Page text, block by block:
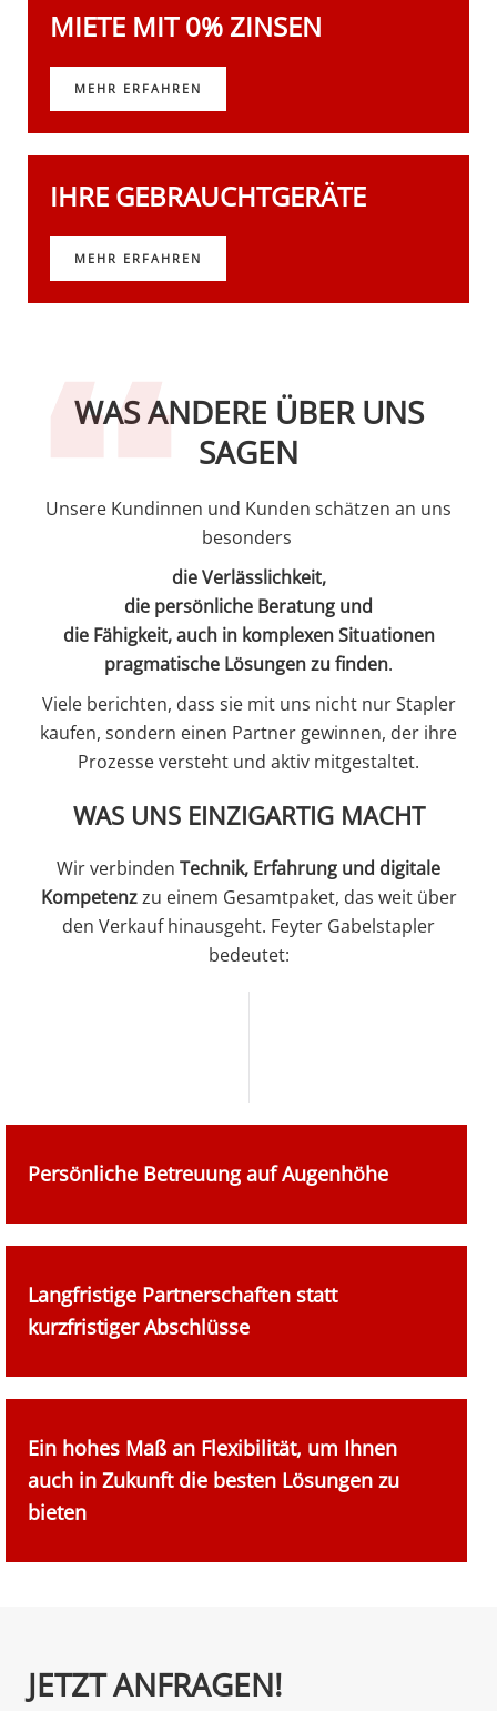
MIETE MIT 0% ZINSEN
MEHR ERFAHREN
IHRE GEBRAUCHTGERÄTE
MEHR ERFAHREN
WAS ANDERE ÜBER UNS
SAGEN
Unsere Kundinnen und Kunden schätzen an uns
besonders
die Verlässlichkeit,
die persönliche Beratung und
die Fähigkeit, auch in komplexen Situationen
pragmatische Lösungen zu finden.
Viele berichten, dass sie mit uns nicht nur Stapler
kaufen, sondern einen Partner gewinnen, der ihre
Prozesse versteht und aktiv mitgestaltet.
WAS UNS EINZIGARTIG MACHT
Wir verbinden Technik, Erfahrung und digitale
Kompetenzzu einem Gesamtpaket, das weit über
den Verkauf hinausgeht. Feyter Gabelstapler
bedeutet:
Persönliche Betreuung auf Augenhöhe
Langfristige Partnerschaften statt
kurzfristiger Abschlüsse
Ein hohes Maß an Flexibilität, um Ihnen
auch in Zukunft die besten Lösungen zu
bieten
Bitte
lasse
JETZT ANFRAGEN!